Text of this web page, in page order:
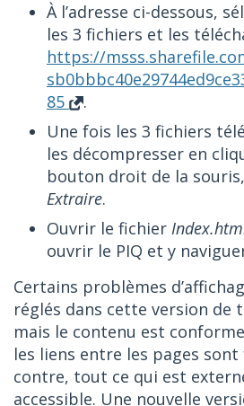
À l’adresse ci-dessous,
les 3 fichiers et les
https://
85
.
Une fois les 3 fichiers
les décompresser en
bouton droit de la
Extraire.
Ouvrir le fichier
ouvrir le PIQ et y
Certains problèmes
réglés dans cette version de
mais le contenu est
les liens entre les pages
contre, tout ce qui est
accessible. Une nouvelle